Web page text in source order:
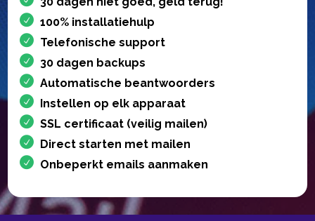
100% installatiehulp
Telefonische support
30 dagen backups
Automatische beantwoorders
Instellen op elk apparaat
SSL certificaat (veilig mailen)
Direct starten met mailen
Onbeperkt emails aanmaken